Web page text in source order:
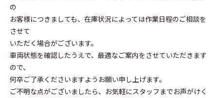
の
お客様につきましても、在庫状況によっては作業日程のご相談を
させて
いただく場合がございます。
車両状態を確認したうえで、最適なご案内をさせていただきます
ので、
何卒ご了承くださいますようお願い申し上げます。
ご不明な点がございましたら、お気軽にスタッフまでお声がけく